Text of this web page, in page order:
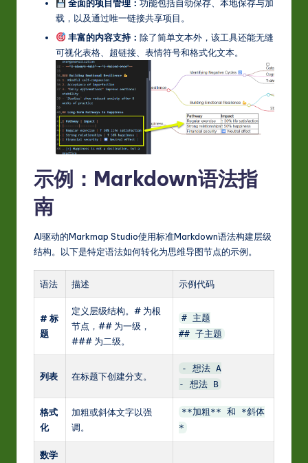
全面的项目管理： 功能包括自动保存、本地保存与加
载，以及通过唯一链接共享项目。
丰富的内容支持： 除了简单文本外，该工具还能无缝
可视化表格、超链接、表情符号和格式化文本。
示例：Markdown语法指
南
AI驱动的Markmap Studio使用标准Markdown语法构建层级
结构。以下是特定语法如何转化为思维导图节点的示例。
语法 描述 示例代码
# 标
题
定义层级结构。# 为根
节点，## 为一级，
### 为二级。
# 主题
## 子主题
列表 在标题下创建分支。
- 想法 A
- 想法 B
格式
化
加粗或斜体文字以强
调。
**加粗** 和 *斜体
*
数学